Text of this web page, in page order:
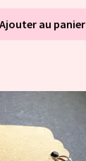
Ajouter au panier